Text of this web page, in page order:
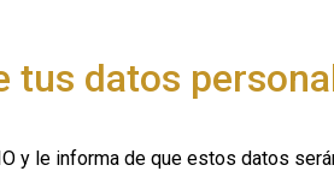
tus datos
y le informa de que estos datos